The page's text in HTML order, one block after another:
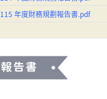
115 年度財務規劃報告書.pdf